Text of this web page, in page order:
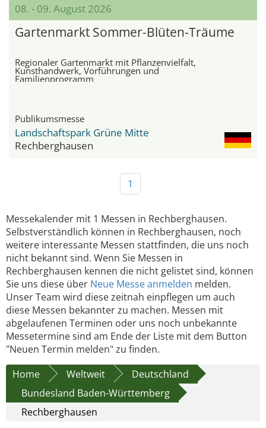
08. - 09. August 2026
Gartenmarkt Sommer-Blüten-Träume
Regionaler Gartenmarkt mit Pflanzenvielfalt,
Kunsthandwerk, Vorführungen und
Familienprogramm
Publikumsmesse
Landschaftspark Grüne Mitte
Rechberghausen
1
Messekalender mit 1 Messen in Rechberghausen.
Selbstverständlich können in Rechberghausen, noch
weitere interessante Messen stattfinden, die uns noch
nicht bekannt sind. Wenn Sie Messen in
Rechberghausen kennen die nicht gelistet sind, können
Sie uns diese über Neue Messe anmelden melden.
Unser Team wird diese zeitnah einpflegen um auch
diese Messen bekannter zu machen. Messen mit
abgelaufenen Terminen oder uns noch unbekannte
Messetermine sind am Ende der Liste mit dem Button
"Neuen Termin melden" zu finden.
Home
Weltweit
Deutschland
Bundesland Baden-Württemberg
Rechberghausen